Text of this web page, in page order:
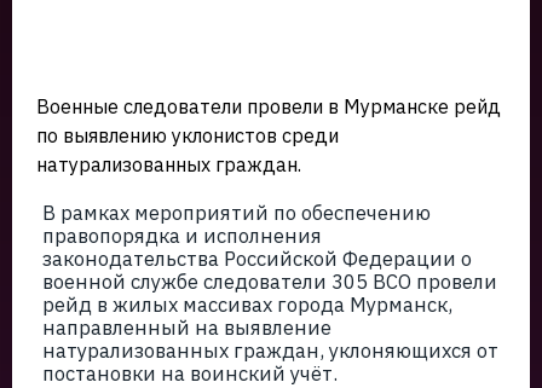
Военные следователи провели в Мурманске рейд
по выявлению уклонистов среди
натурализованных граждан.
В рамках мероприятий по обеспечению
правопорядка и исполнения
законодательства Российской Федерации о
военной службе следователи 305 ВСО провели
рейд в жилых массивах города Мурманск,
направленный на выявление
натурализованных граждан, уклоняющихся от
постановки на воинский учёт.